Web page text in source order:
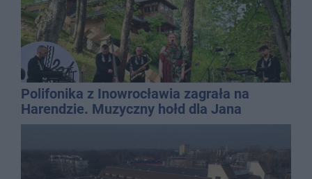
Polifonika z Inowrocławia zagrała na
Harendzie. Muzyczny hołd dla Jana
Kasprowicza